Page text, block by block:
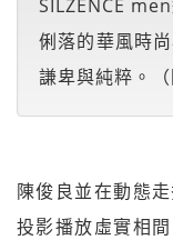
SILZENCE
俐落的華風時
謙卑與純粹。（
陳俊良並在動態
投影播放虛實相